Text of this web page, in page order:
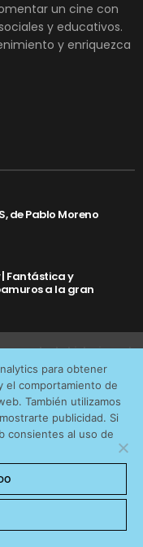
un cine con
y educativos.
y enriquezca
de Pablo Moreno
Fantástica y
a la gran
historia real
en Rocky
DE COOKIES
para obtener
el comportamiento de
También utilizamos
publicidad. Si
consientes al uso de
los servicios que
preferencias y
que